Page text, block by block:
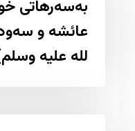
بەسەرهاتی
عائشە و
للە علیە